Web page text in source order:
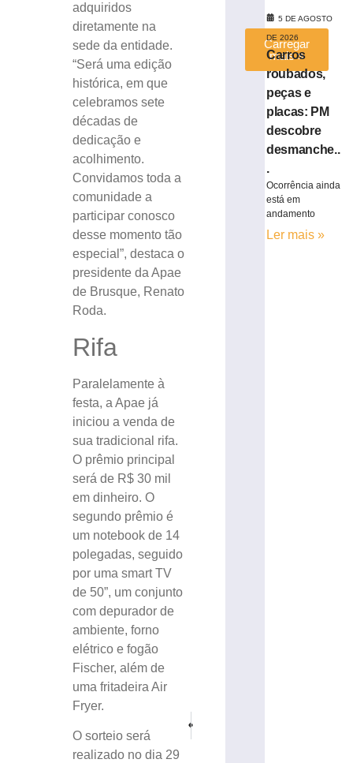
adquiridos
diretamente na
sede da entidade.
“Será uma edição
histórica, em que
celebramos sete
décadas de
dedicação e
acolhimento.
Convidamos toda a
comunidade a
participar conosco
desse momento tão
especial”, destaca o
presidente da Apae
de Brusque, Renato
Roda.
Rifa
Paralelamente à
festa, a Apae já
iniciou a venda de
sua tradicional rifa.
O prêmio principal
será de R$ 30 mil
em dinheiro. O
segundo prêmio é
um notebook de 14
polegadas, seguido
por uma smart TV
de 50”, um conjunto
com depurador de
ambiente, forno
elétrico e fogão
Fischer, além de
uma fritadeira Air
Fryer.
O sorteio será
realizado no dia 29
Carregar
mais »
5 DE AGOSTO
DE 2026
Carros
roubados,
peças e
placas: PM
descobre
desmanche..
.
Ocorrência ainda
está em
andamento
Ler mais »